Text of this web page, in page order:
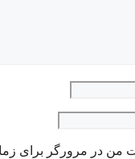
من در مرورگر برای